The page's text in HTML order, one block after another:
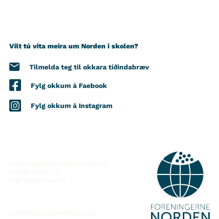
Vilt tú vita meira um Norden i skolen?
Tilmelda teg til okkara tíðindabræv
Fylg okkum á Faebook
Fylg okkum á Instagram